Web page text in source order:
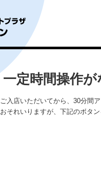
一定時間操作
ご入店いただいてから、30分間
おそれいりますが、下記のボタ